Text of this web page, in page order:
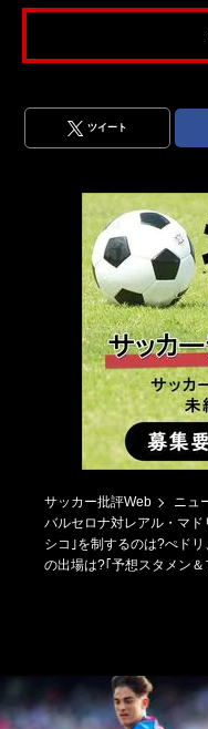
ツイート
サッカー批評Web ニュ
バルセロナ対レアル・マ
シコ｣を制するのは?ぺド
の出場は?｢予想スタメン＆